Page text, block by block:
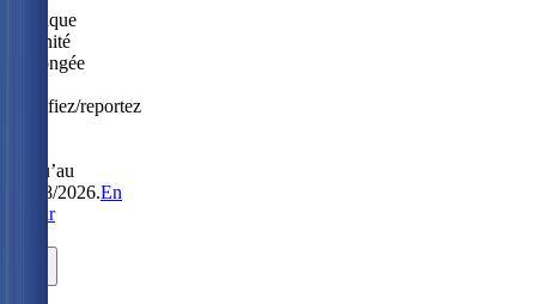
Politique
Sérénité
prolongée
modifiez/reportez
jusqu’au
31/08/2026.En
savoir